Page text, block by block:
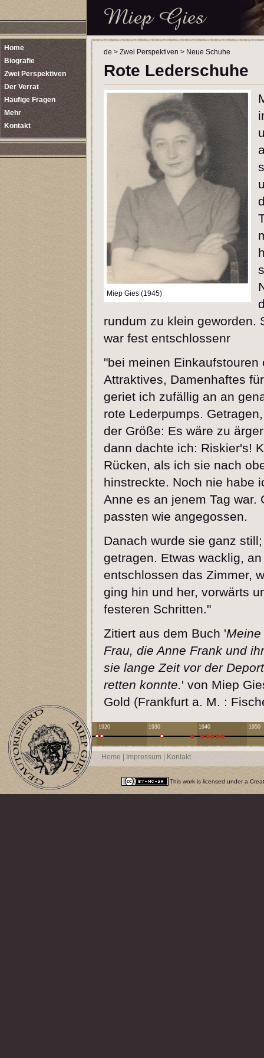
Home
Biografie
Zwei Perspektiven
Der Verrat
Häufige Fragen
Mehr
Kontakt
de > Zwei Perspektiven > Neue Schuhe
Rote Lederschuhe
Miep Gies (1945)
rundum zu klein geworden.
war fest entschlossenr
"bei meinen
Attraktives, Damenhaftes
geriet ich zufällig an an
rote Lederpumps.
der Größe: Es wäre zu
dann dachte ich: Riskier's!
Rücken, als ich sie nach
hinstreckte. Noch nie habe
Anne es an jenem Tag
passten wie angegossen.
Danach wurde sie ganz
getragen. Etwas wacklig,
entschlossen das Zimmer,
ging hin und her, vorwärts
festeren Schritten."
Zitiert aus dem Buch '
Frau, die Anne Frank und
sie lange Zeit vor der
retten konnte.' von Miep
Gold (Frankfurt a. M. :
1920 1930 1940 1950
Home Impressum Kontakt
This work is licensed under a